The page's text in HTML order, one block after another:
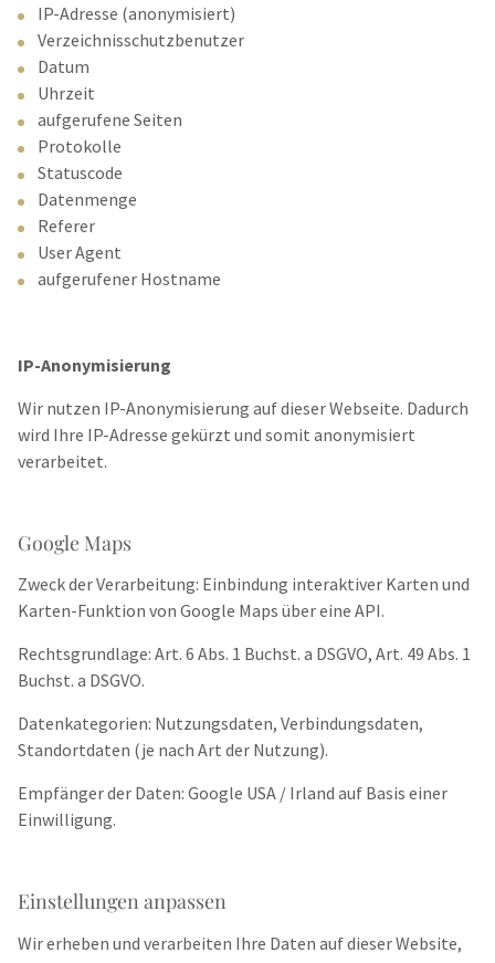
IP-Adresse (anonymisiert)
Verzeichnisschutzbenutzer
Datum
Uhrzeit
aufgerufene Seiten
Protokolle
Statuscode
Datenmenge
Referer
User Agent
aufgerufener Hostname
IP-Anonymisierung
Wir nutzen IP-Anonymisierung auf dieser Webseite. Dadurch
wird Ihre IP-Adresse gekürzt und somit anonymisiert
verarbeitet.
Google Maps
Zweck der Verarbeitung: Einbindung interaktiver Karten und
Karten-Funktion von Google Maps über eine API.
Rechtsgrundlage: Art. 6 Abs. 1 Buchst. a DSGVO, Art. 49 Abs. 1
Buchst. a DSGVO.
Datenkategorien: Nutzungsdaten, Verbindungsdaten,
Standortdaten (je nach Art der Nutzung).
Empfänger der Daten: Google USA / Irland auf Basis einer
Einwilligung.
Einstellungen anpassen
Wir erheben und verarbeiten Ihre Daten auf dieser Website,